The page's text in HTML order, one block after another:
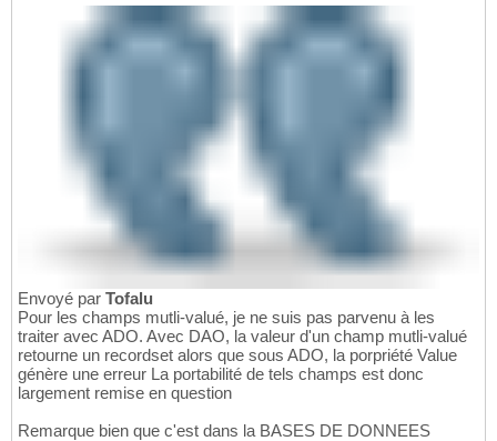
Envoyé par Tofalu
Pour les champs mutli-valué, je ne suis pas parvenu à les
traiter avec ADO. Avec DAO, la valeur d'un champ mutli-valué
retourne un recordset alors que sous ADO, la porpriété Value
génère une erreur La portabilité de tels champs est donc
largement remise en question
Remarque bien que c'est dans la BASES DE DONNEES